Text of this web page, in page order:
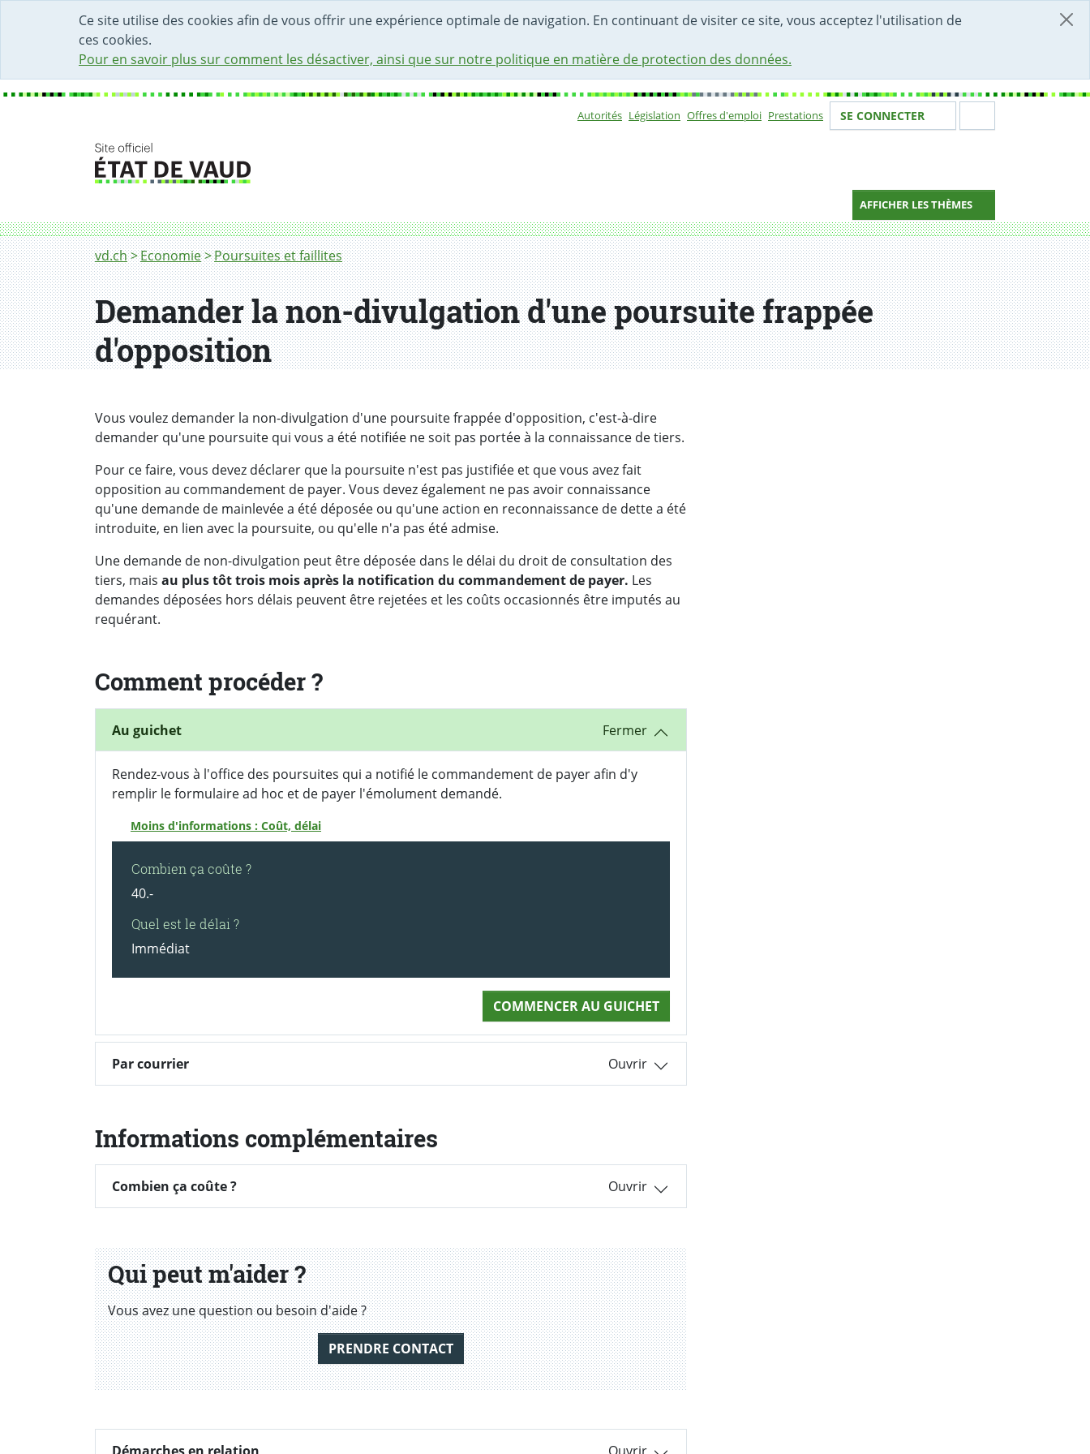
Ce site utilise des cookies afin de vous offrir une expérience optimale de navigation. En continuant de visiter ce site, vous acceptez l'utilisation de
ces cookies.
Pour en savoir plus sur comment les désactiver, ainsi que sur notre politique en matière de protection des données.
DÉBUT DU CONTENU DE LA PAGE
ACCÈS AU CHAMP DE RECHERCHE
PAGE D'ACCUEIL
FORMULAIRE DE CONTACT
Autorités Législation Offres d'emploi Prestations Votre identité
SE CONNECTER
AFFICHER LES THÈMES
Fil d'Ariane
vd.ch Economie Poursuites et faillites
Demander la non-divulgation d'une poursuite frappée d'opposition
Demander la non-divulgation d'une poursuite frappée
d'opposition
Introduction
Vous voulez demander la non-divulgation d'une poursuite frappée d'opposition, c'est-à-dire
demander qu'une poursuite qui vous a été notifiée ne soit pas portée à la connaissance de tiers.
Pour ce faire, vous devez déclarer que la poursuite n'est pas justifiée et que vous avez fait
opposition au commandement de payer. Vous devez également ne pas avoir connaissance
qu'une demande de mainlevée a été déposée ou qu'une action en reconnaissance de dette a été
introduite, en lien avec la poursuite, ou qu'elle n'a pas été admise.
Une demande de non-divulgation peut être déposée dans le délai du droit de consultation des
tiers, mais au plus tôt trois mois après la notification du commandement de payer. Les
demandes déposées hors délais peuvent être rejetées et les coûts occasionnés être imputés au
requérant.
Comment procéder ?
Au guichet
Rendez-vous à l'office des poursuites qui a notifié le commandement de payer afin d'y
remplir le formulaire ad hoc et de payer l'émolument demandé.
Moins d'informations : Coût, délai
Combien ça coûte ?
40.-
Quel est le délai ?
Immédiat
COMMENCER AU GUICHET
Par courrier
Informations complémentaires
Combien ça coûte ?
Combien ça coûte ?
Qui peut m'aider ?
Vous avez une question ou besoin d'aide ?
PRENDRE CONTACT